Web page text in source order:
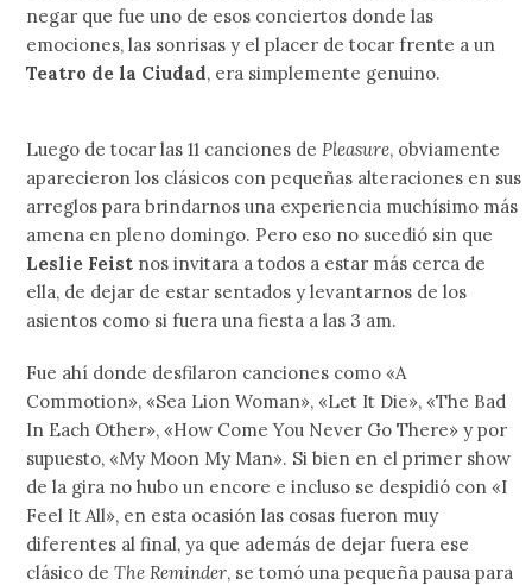
negar que fue uno de esos conciertos donde las
emociones, las sonrisas y el placer de tocar frente a un
Teatro de la Ciudad, era simplemente genuino.
Luego de tocar las 11 canciones de Pleasure, obviamente
aparecieron los clásicos con pequeñas alteraciones en sus
arreglos para brindarnos una experiencia muchísimo más
amena en pleno domingo. Pero eso no sucedió sin que
Leslie Feist nos invitara a todos a estar más cerca de
ella, de dejar de estar sentados y levantarnos de los
asientos como si fuera una fiesta a las 3 am.
Fue ahí donde desfilaron canciones como «A
Commotion», «Sea Lion Woman», «Let It Die», «The Bad
In Each Other», «How Come You Never Go There» y por
supuesto, «My Moon My Man». Si bien en el primer show
de la gira no hubo un encore e incluso se despidió con «I
Feel It All», en esta ocasión las cosas fueron muy
diferentes al final, ya que además de dejar fuera ese
clásico de The Reminder, se tomó una pequeña pausa para